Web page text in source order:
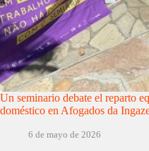
Un seminario debate el reparto
doméstico en Afogados da
6 de mayo de 2026